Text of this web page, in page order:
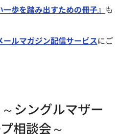
歩を踏み出すための冊子』 も
ルマガジン配信サービスにご
シングルマザー
相談会～